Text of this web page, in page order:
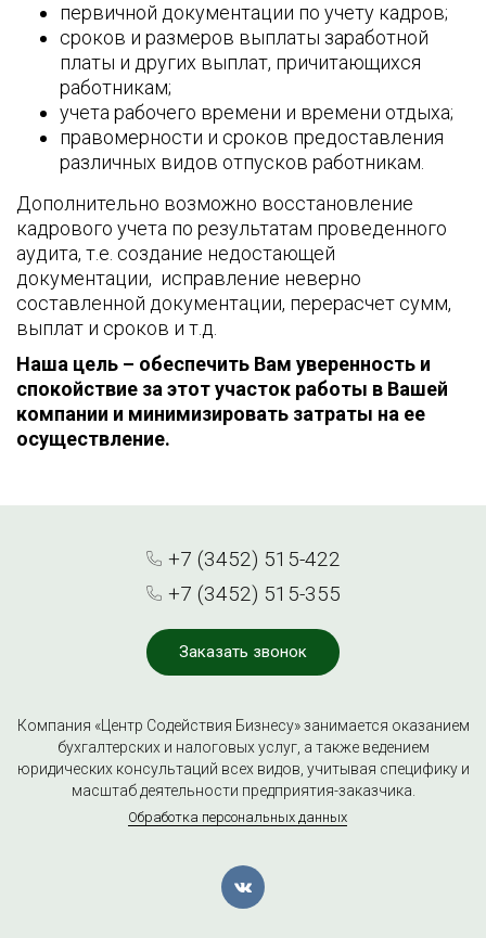
первичной документации по учету кадров;
сроков и размеров выплаты заработной
платы и других выплат, причитающихся
работникам;
учета рабочего времени и времени отдыха;
правомерности и сроков предоставления
различных видов отпусков работникам.
Дополнительно возможно восстановление
кадрового учета по результатам проведенного
аудита, т.е. создание недостающей
документации, исправление неверно
составленной документации, перерасчет сумм,
выплат и сроков и т.д.
Наша цель – обеспечить Вам уверенность и
спокойствие за этот участок работы в Вашей
компании и минимизировать затраты на ее
осуществление.
+7 (3452) 515-422
+7 (3452) 515-355
Заказать звонок
Компания «Центр Содействия Бизнесу» занимается оказанием
бухгалтерских и налоговых услуг, а также ведением
юридических консультаций всех видов, учитывая специфику и
масштаб деятельности предприятия-заказчика.
Обработка персональных данных